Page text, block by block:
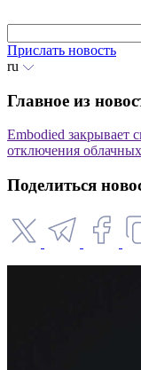
Прислать новость
ru
Главное из
Embodied закрывает
отключения
Поделиться